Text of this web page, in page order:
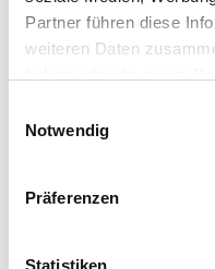
Partner führen diese
weiteren Daten
Mehr Informationen
Notwendig
Präferenzen
Statistiken